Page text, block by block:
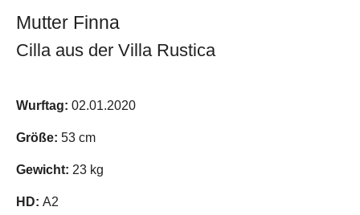
Mutter Finna
Cilla aus der Villa Rustica
Wurftag: 02.01.2020
Größe: 53 cm
Gewicht: 23 kg
HD: A2